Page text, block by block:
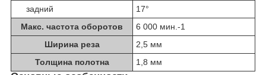
задний
17°
Макс. частота оборотов
6 000 мин.-1
Ширина реза
2,5 мм
Толщина полотна
1,8 мм